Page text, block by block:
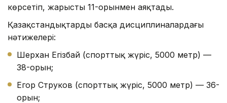
көрсетіп, жарысты 11-орынмен аяқтады.
Қазақстандықтардың басқа дисциплиналардағы
нәтижелері:
Шерхан Егізбай (спорттық жүріс, 5000 метр) —
38-орын;
Егор Струков (спорттық жүріс, 5000 метр) — 36-
орын;